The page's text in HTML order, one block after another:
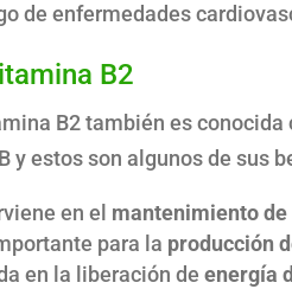
de enfermedades
B2
B2 también es conocida
y estos son algunos de sus
en el mantenimiento de
para la producción
en la liberación deenergía